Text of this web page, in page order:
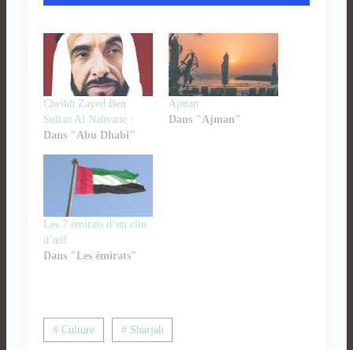
Cheikh Zayed Ben
Sultan Al Nahyane :
Dans "Abu Dhabi"
Ajman :
Dans "Ajman"
Les 7 émirats d’un clin
d’œil
Dans "Les émirats"
# Culture # Sharjah